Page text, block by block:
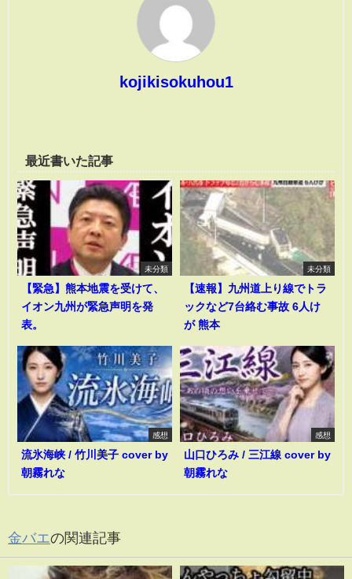
kojikisokuhou1
最近書いた記事
未分類
【緊急】熊本地震を受けて、
イオン九州が緊急声明を発
表。
未分類
【速報】九州道上り線でトラ
ックなど7台絡む事故 6人け
が 熊本
感想
流氷海峡 / 竹川美子 cover by
朝霧れな
感想
山口ひろみ / 三江線 cover by
朝霧れな
金バエの関連記事